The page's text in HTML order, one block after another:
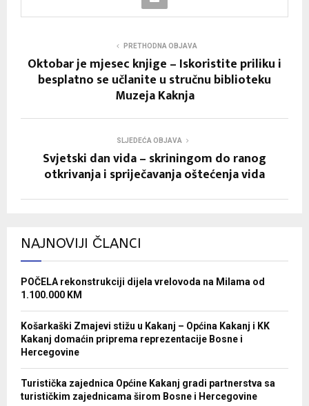
PRETHODNA OBJAVA
Oktobar je mjesec knjige – Iskoristite priliku i
besplatno se učlanite u stručnu biblioteku
Muzeja Kaknja
SLJEDEĆA OBJAVA
Svjetski dan vida – skriningom do ranog
otkrivanja i spriječavanja oštećenja vida
NAJNOVIJI ČLANCI
POČELA rekonstrukciji dijela vrelovoda na Milama od
1.100.000 KM
Košarkaški Zmajevi stižu u Kakanj – Općina Kakanj i KK
Kakanj domaćin priprema reprezentacije Bosne i
Hercegovine
Turistička zajednica Općine Kakanj gradi partnerstva sa
turističkim zajednicama širom Bosne i Hercegovine